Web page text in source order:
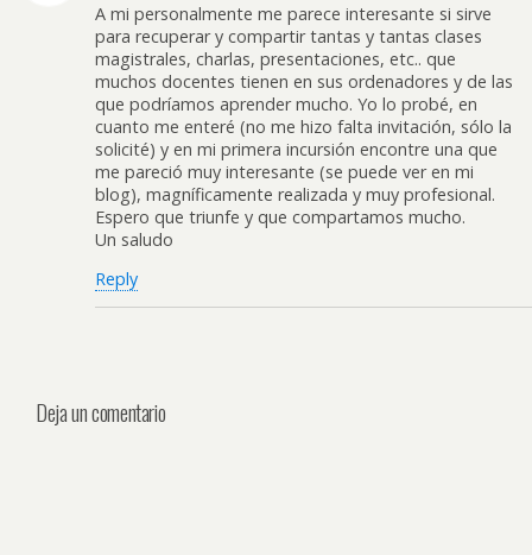
A mi personalmente me parece interesante si sirve
para recuperar y compartir tantas y tantas clases
magistrales, charlas, presentaciones, etc.. que
muchos docentes tienen en sus ordenadores y de las
que podríamos aprender mucho. Yo lo probé, en
cuanto me enteré (no me hizo falta invitación, sólo la
solicité) y en mi primera incursión encontre una que
me pareció muy interesante (se puede ver en mi
blog), magníficamente realizada y muy profesional.
Espero que triunfe y que compartamos mucho.
Un saludo
Reply
Deja un comentario